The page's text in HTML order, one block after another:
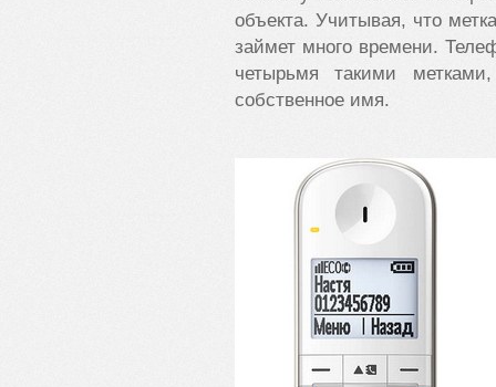
объекта. Учитывая, что
займет много времени.
четырьмя такими
собственное имя.